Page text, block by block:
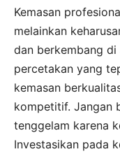
Kemasan
melainkan
dan berkembang
percetakan yang
kemasan
kompetitif. Jangan
tenggelam karena
Investasikan pada